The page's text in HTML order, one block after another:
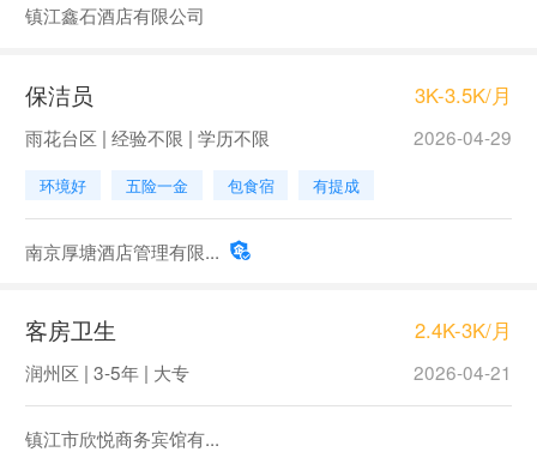
镇江鑫石酒店有限公司
保洁员 3K-3.5K/月
雨花台区 | 经验不限 | 学历不限 2026-04-29
环境好 五险一金 包食宿 有提成
南京厚塘酒店管理有限...
客房卫生 2.4K-3K/月
润州区 | 3-5年 | 大专 2026-04-21
镇江市欣悦商务宾馆有...